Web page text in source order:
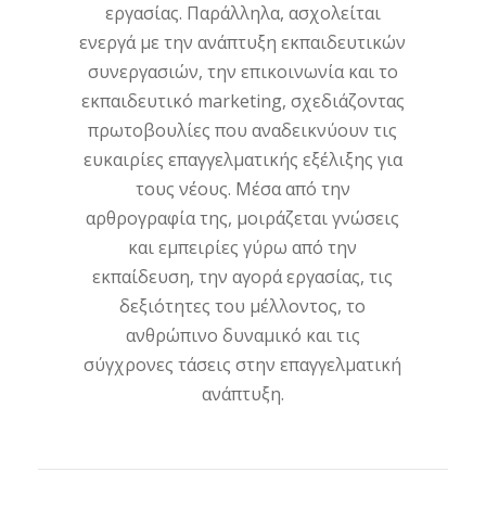
εργασίας. Παράλληλα, ασχολείται
ενεργά με την ανάπτυξη εκπαιδευτικών
συνεργασιών, την επικοινωνία και το
εκπαιδευτικό marketing, σχεδιάζοντας
πρωτοβουλίες που αναδεικνύουν τις
ευκαιρίες επαγγελματικής εξέλιξης για
τους νέους. Μέσα από την
αρθρογραφία της, μοιράζεται γνώσεις
και εμπειρίες γύρω από την
εκπαίδευση, την αγορά εργασίας, τις
δεξιότητες του μέλλοντος, το
ανθρώπινο δυναμικό και τις
σύγχρονες τάσεις στην επαγγελματική
ανάπτυξη.